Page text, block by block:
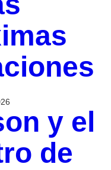
y el
de